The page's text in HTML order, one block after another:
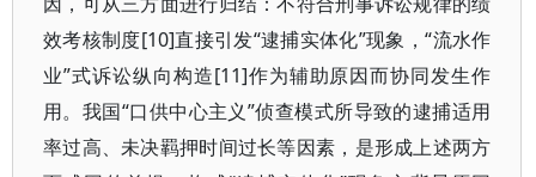
效考核制度[10]直接引发“逮捕实体化”现象，“流水作
业”式诉讼纵向构造[11]作为辅助原因而协同发生作
用。我国“口供中心主义”侦查模式所导致的逮捕适用
率过高、未决羁押时间过长等因素，是形成上述两方